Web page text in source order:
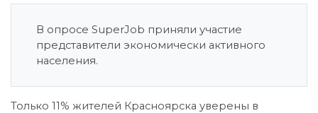
В опросе SuperJob приняли участие
представители экономически активного
населения.
Только 11% жителей Красноярска уверены в